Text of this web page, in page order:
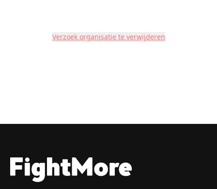
Verzoek organisatie te verwijderen